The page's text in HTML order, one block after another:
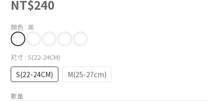
NT$240
顏色 : 黑
尺寸 : S(22-24CM)
S(22-24CM) M(25-27cm)
數量